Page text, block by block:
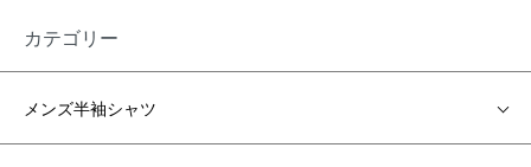
カテゴリー
メンズ半袖シャツ